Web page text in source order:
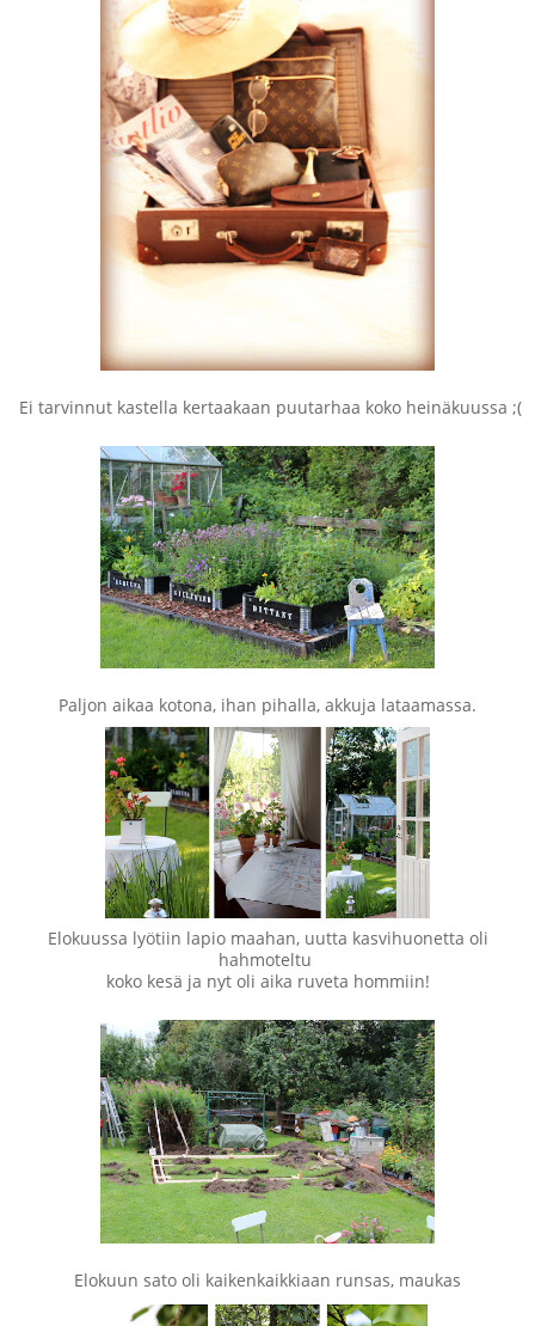
Ei tarvinnut kastella kertaakaan puutarhaa koko heinäkuussa ;(
Paljon aikaa kotona, ihan pihalla, akkuja lataamassa.
Elokuussa lyötiin lapio maahan, uutta kasvihuonetta oli
hahmoteltu
koko kesä ja nyt oli aika ruveta hommiin!
Elokuun sato oli kaikenkaikkiaan runsas, maukas